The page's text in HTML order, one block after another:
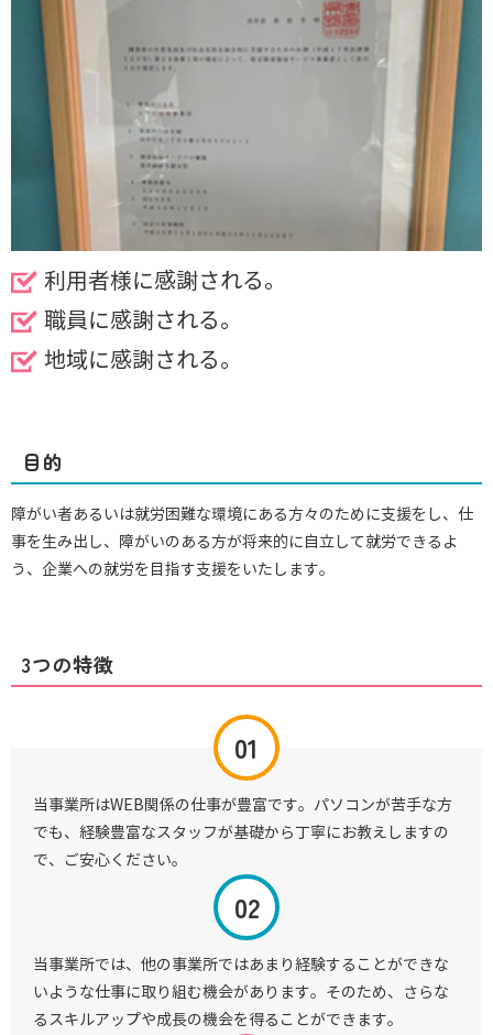
利用者様に感謝される。
職員に感謝される。
地域に感謝される。
目的
障がい者あるいは就労困難な環境にある方々のために支援をし、仕
事を生み出し、障がいのある方が将来的に自立して就労できるよ
う、企業への就労を目指す支援をいたします。
3つの特徴
当事業所はWEB関係の仕事が豊富です。パソコンが苦手な方
でも、経験豊富なスタッフが基礎から丁寧にお教えしますの
で、ご安心ください。
当事業所では、他の事業所ではあまり経験することができな
いような仕事に取り組む機会があります。そのため、さらな
るスキルアップや成長の機会を得ることができます。